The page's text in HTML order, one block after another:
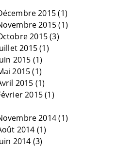
2015(1)
2015(1)
2015(3)
2015(1)
2015 (1)
2015(1)
2015 (1)
2015(1)
2014(1)
2014 (1)
2014 (3)